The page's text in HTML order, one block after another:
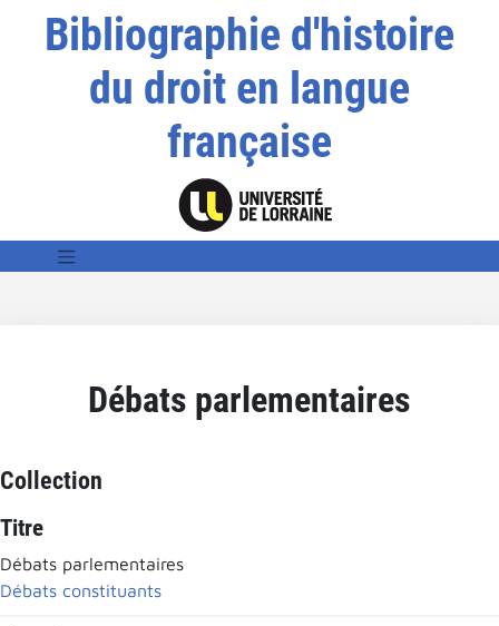
Bibliographie d'histoire
du droit en langue
française
Débats parlementaires
Collection
Titre
Débats parlementaires
Débats constituants